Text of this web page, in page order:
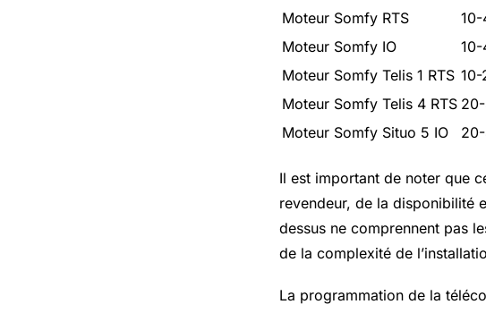
Moteur Somfy RTS
10-
Moteur Somfy IO
10-
Moteur Somfy Telis 1 RTS 10-
Moteur Somfy Telis 4 RTS
Moteur Somfy Situo 5 IO
Il est important de noter que
revendeur, de la disponibilité
dessus ne comprennent pas
de la complexité de
La programmation de la